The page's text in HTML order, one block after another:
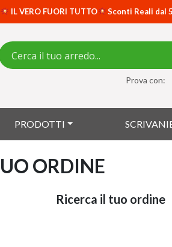
IL VERO FUORI TUTTO Sconti Reali dal
Prova con:
PRODOTTI
ORDINE
Ricerca il tuo ordine